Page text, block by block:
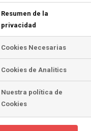
Resumen de la
privacidad
Cookies Necesarias
Cookies de Analitics
Nuestra política de
Cookies